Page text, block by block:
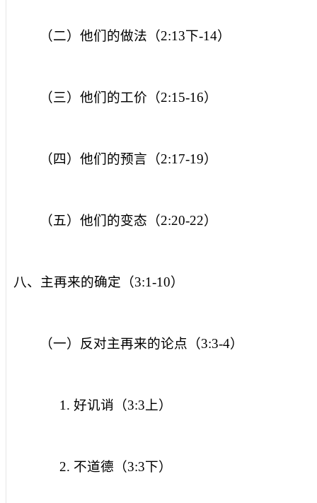
（二）他们的做法（2:13下-14）
（三）他们的工价（2:15-16）
（四）他们的预言（2:17-19）
（五）他们的变态（2:20-22）
八、主再来的确定（3:1-10）
（一）反对主再来的论点（3:3-4）
1.好讥诮（3:3 上）
2. 不道德（3:3下）